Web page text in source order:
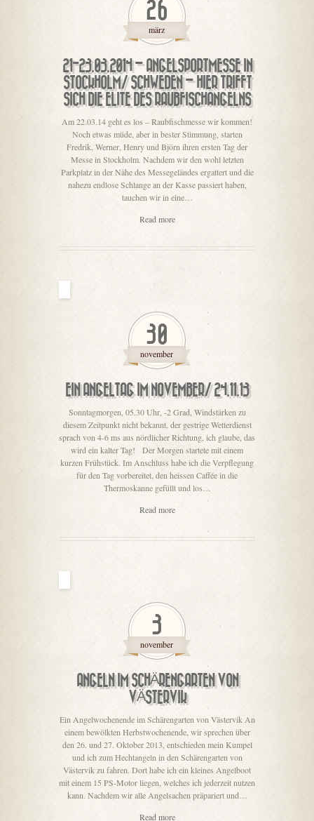
26
märz
21-23.03.2014 – ANGELSPORTMESSE IN
STOCKHOLM/ SCHWEDEN – HIER TRIFFT
SICH DIE ELITE DES RAUBFISCHANGELNS
Am 22.03.14 geht es los – Raubfischmesse wir kommen!
Noch etwas müde, aber in bester Stimmung, starten
Fredrik, Werner, Henry und Björn ihren ersten Tag der
Messe in Stockholm. Nachdem wir den wohl letzten
Parkplatz in der Nähe des Messegeländes ergattert und die
nahezu endlose Schlange an der Kasse passiert haben,
tauchen wir in eine…
Read more
30
november
EIN ANGELTAG IM NOVEMBER/ 24.11.13
Sonntagmorgen, 05.30 Uhr, -2 Grad, Windstärken zu
diesem Zeitpunkt nicht bekannt, der gestrige Wetterdienst
sprach von 4-6 ms aus nördlicher Richtung, ich glaube, das
wird ein kalter Tag! Der Morgen startete mit einem
kurzen Frühstück. Im Anschluss habe ich die Verpflegung
für den Tag vorbereitet, den heissen Caffée in die
Thermoskanne gefüllt und los…
Read more
3
november
ANGELN IM SCHÄRENGARTEN VON
VÄSTERVIK
Ein Angelwochenende im Schärengarten von Västervik An
einem bewölkten Herbstwochenende, wir sprechen über
den 26. und 27. Oktober 2013, entschieden mein Kumpel
und ich zum Hechtangeln in den Schärengarten von
Västervik zu fahren. Dort habe ich ein kleines Angelboot
mit einem 15 PS-Motor liegen, welches ich jederzeit nutzen
kann. Nachdem wir alle Angelsachen präpariert und…
Read more